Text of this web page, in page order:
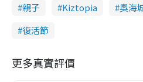
親子
Kiztopia
奧海
復活節
更多真實評價